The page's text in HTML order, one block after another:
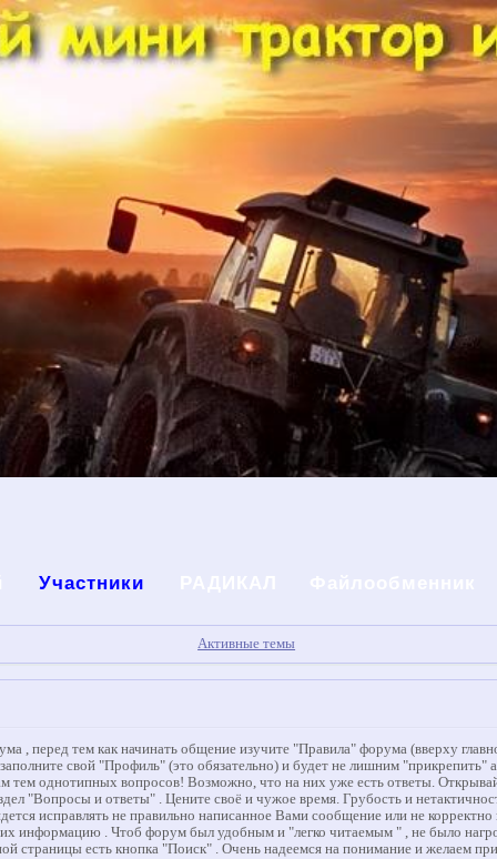
Участники
Активные темы
, перед тем как начинать общение изучите "Правила" форума (вверху
свой "Профиль" (это обязательно) и будет не лишним "прикрепить"
однотипных вопросов! Возможно, что на них уже есть ответы.
"Вопросы и ответы" . Цените своё и чужое время. Грубость и
исправлять не правильно написанное Вами сообщение или не корректно
информацию . Чтоб форум был удобным и "легко читаемым " , не было
страницы есть кнопка "Поиск" . Очень надеемся на понимание и желаем